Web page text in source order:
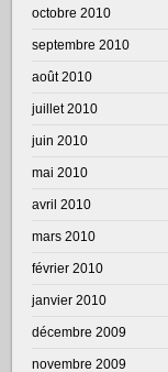
octobre 2010
septembre 2010
août 2010
juillet 2010
juin 2010
mai 2010
avril 2010
mars 2010
février 2010
janvier 2010
décembre 2009
novembre 2009